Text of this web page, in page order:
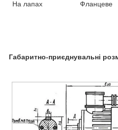
На лапах Фланцеве
Габаритно-приєднувальні